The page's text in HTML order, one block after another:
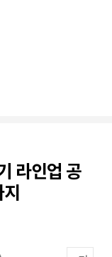
라인업 공